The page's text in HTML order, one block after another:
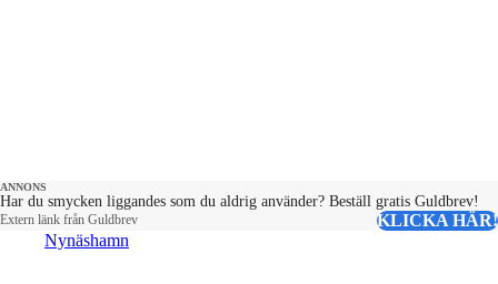
ANNONS
Har du smycken liggandes som du aldrig använder? Beställ gratis Guldbrev!
Extern länk från Guldbrev
KLICKA HÄR!
Nynäshamn